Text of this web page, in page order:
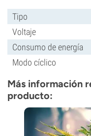
Tipo
Voltaje
Consumo de energía
Modo cíclico
Más información
producto: